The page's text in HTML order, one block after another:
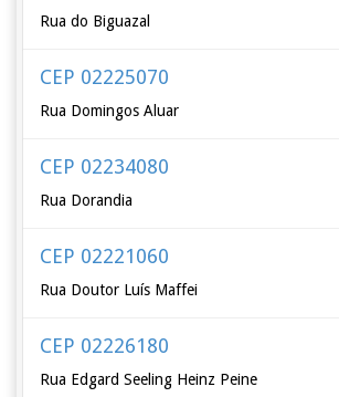
Rua do Biguazal
CEP 02225070
Rua Domingos Aluar
CEP 02234080
Rua Dorandia
CEP 02221060
Rua Doutor Luís Maffei
CEP 02226180
Rua Edgard Seeling Heinz Peine